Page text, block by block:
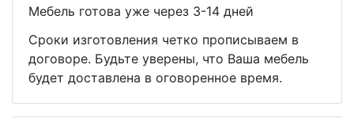
Мебель готова уже через 3-14 дней
Сроки изготовления четко прописываем в
договоре. Будьте уверены, что Ваша мебель
будет доставлена в оговоренное время.